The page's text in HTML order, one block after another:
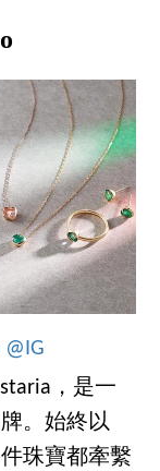
，是一
。始終以
珠寶都牽繫